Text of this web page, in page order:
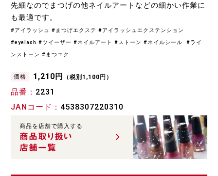
先細なのでまつげの他ネイルアートなどの細かい作業に
も最適です。
#アイラッシュ #まつげエクステ #アイラッシュエクステンション
#eyelash #ツイーザー #ネイルアート #ストーン #ネイルシール #ライ
ンストーン #まつエク
価格 1,210円 （税別1,100円）
品番
2231
JANコード
4538307220310
商品を店舗で購入する
商品取り扱い
店舗一覧